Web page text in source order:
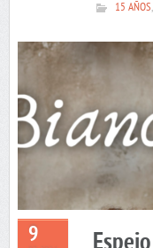
15 AÑOS,
9